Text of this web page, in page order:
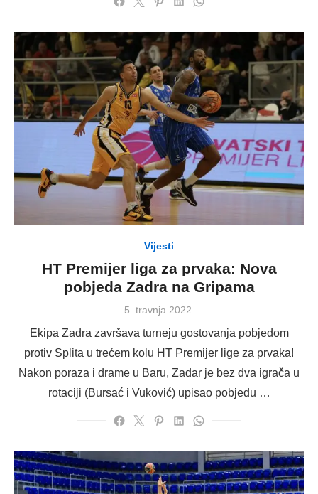
Vijesti
HT Premijer liga za prvaka: Nova
pobjeda Zadra na Gripama
Posted
5. travnja 2022.
Ekipa Zadra završava turneju gostovanja pobjedom
protiv Splita u trećem kolu HT Premijer lige za prvaka!
Nakon poraza i drame u Baru, Zadar je bez dva igrača u
rotaciji (Bursać i Vuković) upisao pobjedu …